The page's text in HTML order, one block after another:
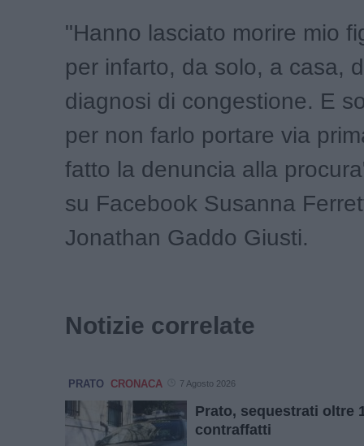
"Hanno lasciato morire mio
per infarto, da solo, a casa,
diagnosi di congestione. E
per non farlo portare via
fatto la denuncia alla
su Facebook Susanna
Jonathan Gaddo Giusti.
Notizie correlate
PRATO CRONACA 7 Agosto 2026
Prato, sequestrati oltre
contraffatti